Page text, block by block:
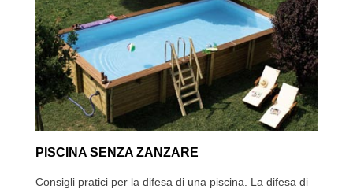
PISCINA SENZA ZANZARE
Consigli pratici per la difesa di una piscina. La difesa di